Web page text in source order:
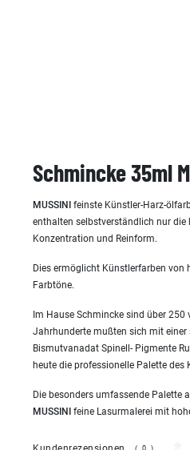
Schmincke 35ml
MUSSINI feinste Künstler-Harz-
enthalten selbstverständlich nur
Konzentration und Reinform.
Dies ermöglicht Künstlerfarben von
Farbtöne.
Im Hause Schmincke sind über
Jahrhunderte mußten sich mit einer
Bismutvanadat Spinell- Pigmente
heute die professionelle Palette
Die besonders umfassende Palette
MUSSINI feine Lasurmalerei mit